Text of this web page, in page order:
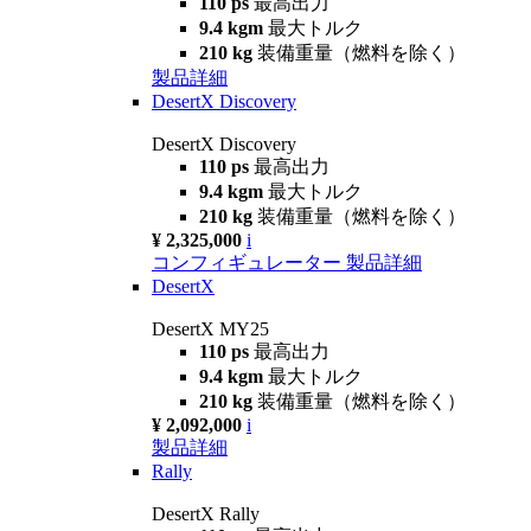
9.4 kgm 最大トルク
210 kg 装備重量（燃料を除く）
製品詳細
DesertX Discovery
DesertX Discovery
110 ps 最高出力
9.4 kgm 最大トルク
210 kg 装備重量（燃料を除く）
¥ 2,325,000 i
コンフィギュレーター 製品詳細
DesertX
DesertX MY25
110 ps 最高出力
9.4 kgm 最大トルク
210 kg 装備重量（燃料を除く）
¥ 2,092,000 i
製品詳細
Rally
DesertX Rally